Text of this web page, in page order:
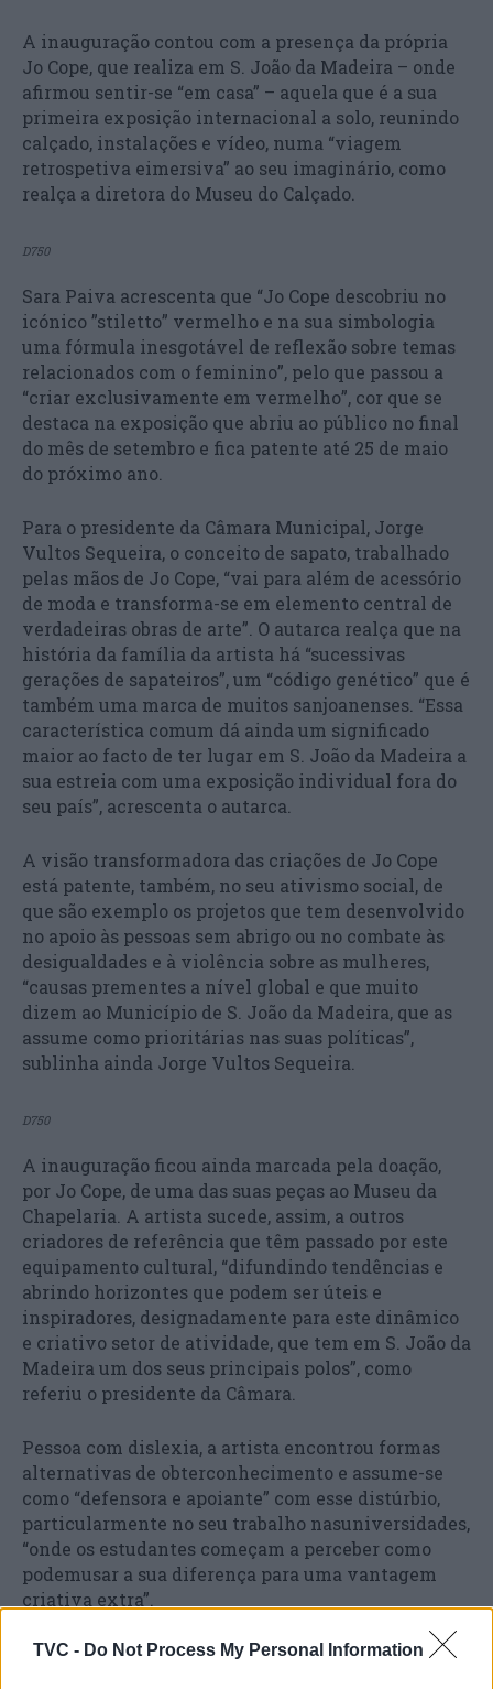
TVC - Do Not Process My Personal Information
A inauguração contou com a presença da própria
Jo Cope, que realiza em S. João da Madeira – onde
afirmou sentir-se “em casa” – aquela que é a sua
primeira exposição internacional a solo, reunindo
calçado, instalações e vídeo, numa “viagem
retrospetiva eimersiva” ao seu imaginário, como
realça a diretora do Museu do Calçado.
D750
Sara Paiva acrescenta que “Jo Cope descobriu no
icónico ”stiletto” vermelho e na sua simbologia
uma fórmula inesgotável de reflexão sobre temas
relacionados com o feminino”, pelo que passou a
“criar exclusivamente em vermelho”, cor que se
destaca na exposição que abriu ao público no final
do mês de setembro e fica patente até 25 de maio
do próximo ano.
Para o presidente da Câmara Municipal, Jorge
Vultos Sequeira, o conceito de sapato, trabalhado
pelas mãos de Jo Cope, “vai para além de acessório
de moda e transforma-se em elemento central de
verdadeiras obras de arte”. O autarca realça que na
história da família da artista há “sucessivas
gerações de sapateiros”, um “código genético” que é
também uma marca de muitos sanjoanenses. “Essa
característica comum dá ainda um significado
maior ao facto de ter lugar em S. João da Madeira a
sua estreia com uma exposição individual fora do
seu país”, acrescenta o autarca.
A visão transformadora das criações de Jo Cope
está patente, também, no seu ativismo social, de
que são exemplo os projetos que tem desenvolvido
no apoio às pessoas sem abrigo ou no combate às
desigualdades e à violência sobre as mulheres,
“causas prementes a nível global e que muito
dizem ao Município de S. João da Madeira, que as
assume como prioritárias nas suas políticas”,
sublinha ainda Jorge Vultos Sequeira.
D750
A inauguração ficou ainda marcada pela doação,
por Jo Cope, de uma das suas peças ao Museu da
Chapelaria. A artista sucede, assim, a outros
criadores de referência que têm passado por este
equipamento cultural, “difundindo tendências e
abrindo horizontes que podem ser úteis e
inspiradores, designadamente para este dinâmico
e criativo setor de atividade, que tem em S. João da
Madeira um dos seus principais polos”, como
referiu o presidente da Câmara.
Pessoa com dislexia, a artista encontrou formas
alternativas de obterconhecimento e assume-se
como “defensora e apoiante” com esse distúrbio,
particularmente no seu trabalho nasuniversidades,
“onde os estudantes começam a perceber como
podemusar a sua diferença para uma vantagem
criativa extra”.